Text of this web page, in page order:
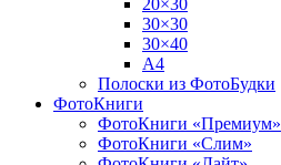
30×30
30×40
A4
Полоски из ФотоБудки
ФотоКниги
ФотоКниги «Премиум»
ФотоКниги «Слим»